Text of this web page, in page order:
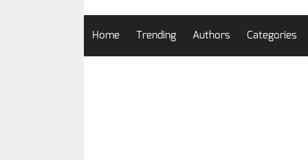
Home Trending Authors Categories